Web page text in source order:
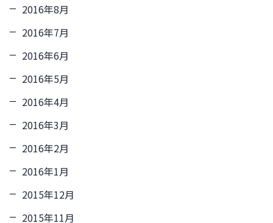
2016年8月
2016年7月
2016年6月
2016年5月
2016年4月
2016年3月
2016年2月
2016年1月
2015年12月
2015年11月